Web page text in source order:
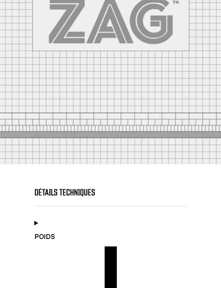
DÉTAILS TECHNIQUES
POIDS